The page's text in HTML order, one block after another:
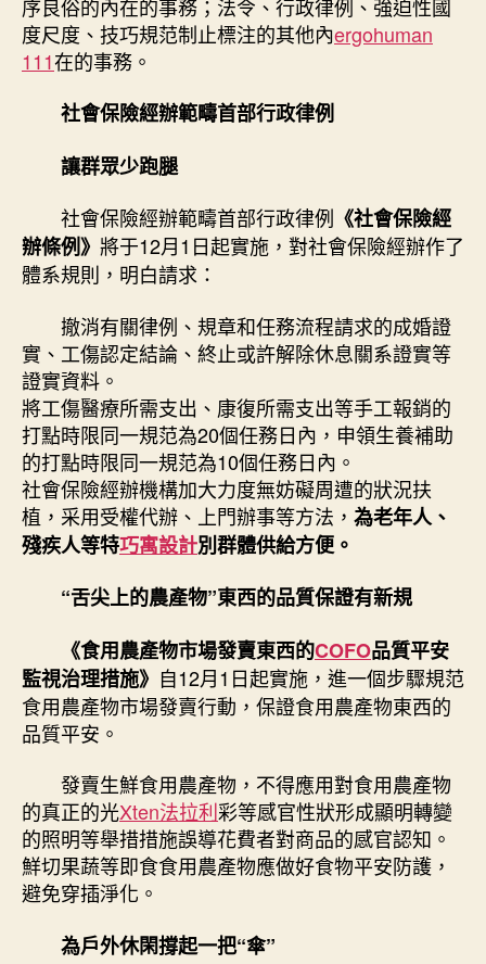
序良俗的內在的事務；法令、行政律例、強迫性國
度尺度、技巧規范制止標注的其他內ergohuman
111在的事務。
社會保險經辦範疇首部行政律例
讓群眾少跑腿
社會保險經辦範疇首部行政律例 《社會保險經
辦條例》 將于12月1日起實施，對社會保險經辦作了
體系規則，明白請求：
撤消有關律例、規章和任務流程請求的成婚證
實、工傷認定結論、終止或許解除休息關系證實等
證實資料。
將工傷醫療所需支出、康復所需支出等手工報銷的
打點時限同一規范為20個任務日內，申領生養補助
的打點時限同一規范為10個任務日內。
社會保險經辦機構加大力度無妨礙周遭的狀況扶
植，采用受權代辦、上門辦事等方法， 為老年人、
殘疾人等特巧寓設計別群體供給方便。
“舌尖上的農產物”東西的品質保證有新規
《食用農產物市場發賣東西的COFO品質平安
監視治理措施》 自12月1日起實施，進一個步驟規范
食用農產物市場發賣行動，保證食用農產物東西的
品質平安。
發賣生鮮食用農產物，不得應用對食用農產物
的真正的光Xten法拉利彩等感官性狀形成顯明轉變
的照明等舉措措施誤導花費者對商品的感官認知。
鮮切果蔬等即食食用農產物應做好食物平安防護，
避免穿插淨化。
為戶外休閑撐起一把“傘”